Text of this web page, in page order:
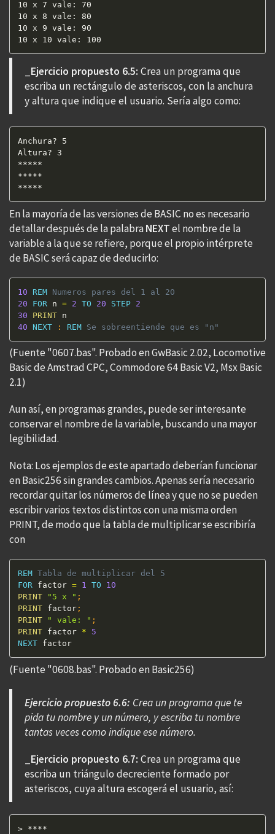
10 x 7 vale: 70
10 x 8 vale: 80
10 x 9 vale: 90
10 x 10 vale: 100
Ejercicio propuesto 6.5: Crea un programa que
escriba un rectángulo de asteriscos, con la anchura
y altura que indique el usuario. Sería algo como:
Anchura? 5
Altura? 3
*****
*****
*****
En la mayoría de las versiones de BASIC no es necesario
detallar después de la palabraNEXTel nombre de la
variable a la que se refiere, porque el propio intérprete
de BASIC será capaz de deducirlo:
10 REM Numeros pares del 1 al 20
20
FOR n = 2 TO 20 STEP 2
30
PRINT
40 NEXT : REM Se sobreentiende que es "n"
(Fuente "0607.bas". Probado en GwBasic 2.02, Locomotive
Basic de Amstrad CPC, Commodore 64 Basic V2, Msx Basic
2.1)
Aun así, en programas grandes, puede ser interesante
conservar el nombre de la variable, buscando una mayor
legibilidad.
Nota: Los ejemplos de este apartado deberían funcionar
en Basic256 sin grandes cambios. Apenas sería necesario
recordar quitar los números de línea y que no se pueden
escribir varios textos distintos con una misma orden
PRINT, de modo que la tabla de multiplicar se escribiría
con
REM Tabla de multiplicar del 5
FOR factor = 1 TO
10
PRINT
"5 x " ;
PRINT factor ;
PRINT
" vale: " ;
PRINT factor *
5
NEXT factor
(Fuente "0608.bas". Probado en Basic256)
Ejercicio propuesto 6.6: Crea un programa que te
pida tu nombre y un número, y escriba tu nombre
tantas veces como indique ese número.
Ejercicio propuesto 6.7: Crea un programa que
escriba un triángulo decreciente formado por
asteriscos, cuya altura escogerá el usuario, así:
> ****